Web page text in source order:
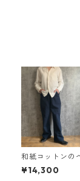
和紙コットンの
ーパンツ ネイビ
shi &cotton
¥14,300